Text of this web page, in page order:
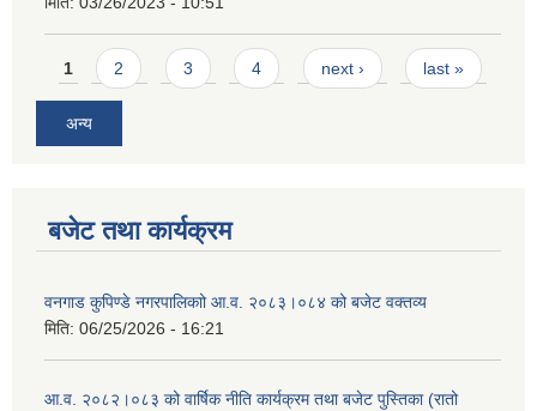
Pages
1 2 3 4 next › last »
अन्य
बजेट तथा कार्यक्रम
वनगाड कुपिण्डे नगरपालिकाो आ.व. २०८३।०८४ को बजेट वक्तव्य
मिति: 06/25/2026 - 16:21
आ.व. २०८२।०८३ को वार्षिक नीति कार्यक्रम तथा बजेट पुस्तिका (रातो